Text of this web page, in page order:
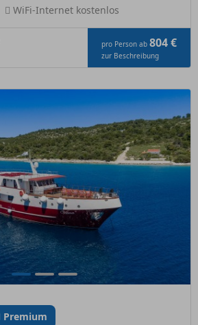
WiFi-Internet kostenlos
pro Person ab 804 €
zur Beschreibung
Premium